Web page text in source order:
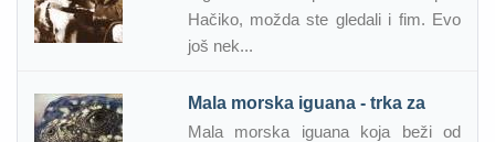
Hačiko, možda ste gledali i fim. Evo
još nek...
Mala morska iguana - trka za
Mala morska iguana koja beži od